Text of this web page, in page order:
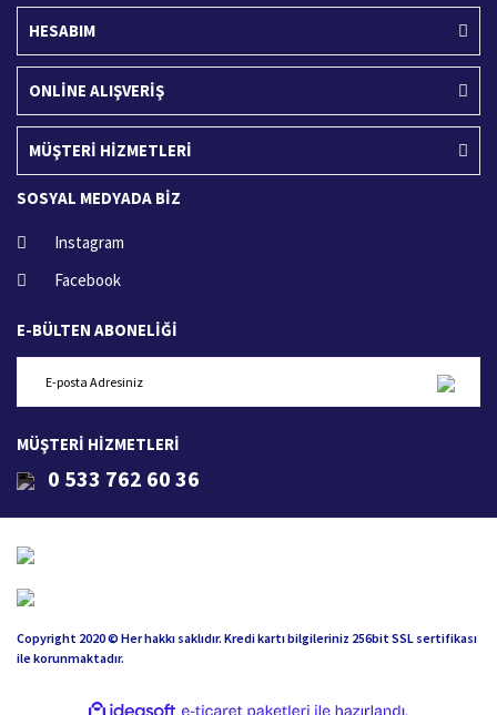
HESABIM
ONLİNE ALIŞVERİŞ
MÜŞTERİ HİZMETLERİ
SOSYAL MEDYADA BİZ
Instagram
Facebook
E-BÜLTEN ABONELİĞİ
MÜŞTERİ HİZMETLERİ
0 533 762 60 36
Copyright 2020 © Her hakkı saklıdır. Kredi kartı bilgileriniz 256bit SSL sertifikası
ile korunmaktadır.
ideasoft e-